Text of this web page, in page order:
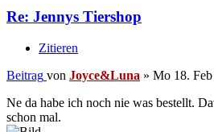
Re: Jennys Tiershop
Zitieren
Beitrag von Joyce&Luna » Mo 18.
Ne da habe ich noch nie was bestellt.
schon mal.